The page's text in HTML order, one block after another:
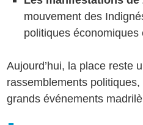
mouvement des
politiques économiques
Aujourd’hui, la place reste
rassemblements
grands événements